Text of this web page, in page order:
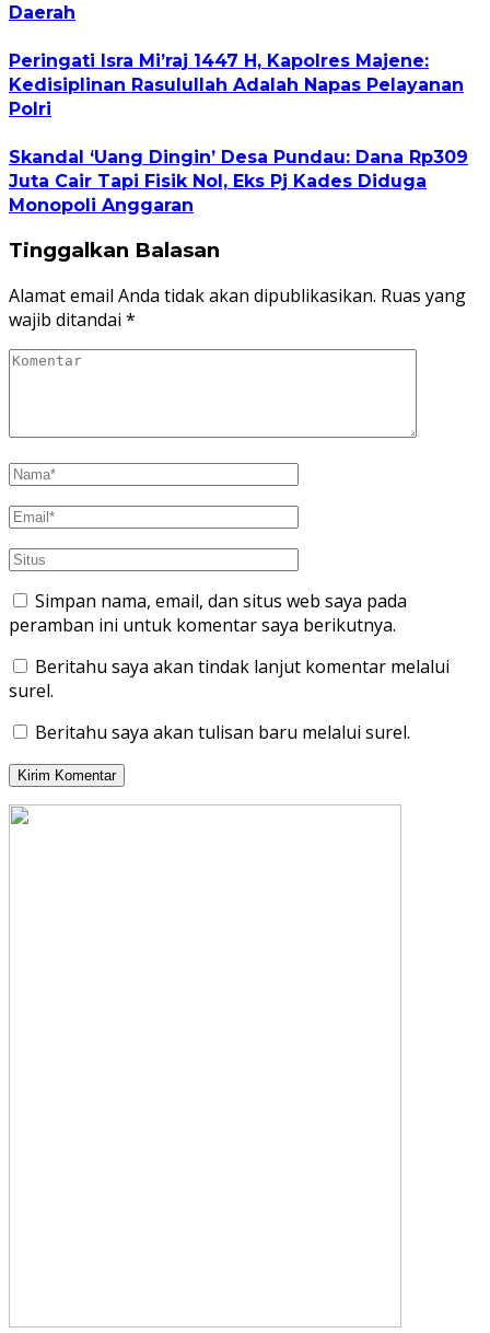
Daerah
Peringati Isra Mi’raj 1447 H, Kapolres Majene:
Kedisiplinan Rasulullah Adalah Napas Pelayanan
Polri
Skandal ‘Uang Dingin’ Desa Pundau: Dana Rp309
Juta Cair Tapi Fisik Nol, Eks Pj Kades Diduga
Monopoli Anggaran
Tinggalkan Balasan
Alamat email Anda tidak akan dipublikasikan. Ruas yang
wajib ditandai *
Simpan nama, email, dan situs web saya pada
peramban ini untuk komentar saya berikutnya.
Beritahu saya akan tindak lanjut komentar melalui
surel.
Beritahu saya akan tulisan baru melalui surel.